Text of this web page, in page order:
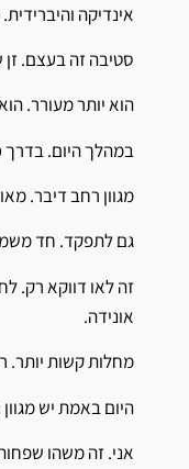
אינדיקה
סטיבה זה בעצם. זן
הוא יותר מעורר.
במהלך היום.
מגוון רחב דיבר.
גם לתפקד. חד
זה לאו דווקא רק.
אונידה.
מחלות קשות יותר.
היום באמת יש
אני. זה משהו